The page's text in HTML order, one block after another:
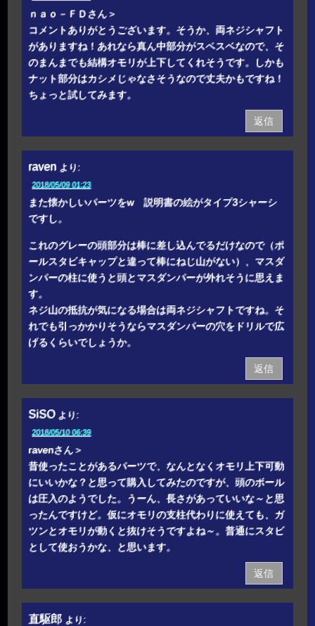
ｎａｏ－ＦＤさん＞
コメントありがとうございます。そうか、両ネジシャフト
がありますね！あれなら真ん中部分がスベスベなので、そ
のまんまでも結構オモリが上下してくれそうです。しかも
ナット部分はカシメじゃなさそうなので丈夫かもですね！
ちょっと試してみます。
返信
raven より:
2018/05/09 01:23
また懐かしいパーツをw 説明書の絵がタイプ3シャーシ
ですし。
これのグレーの頭部分は棒に差し込んでるだけなので（ポ
ールスタビキャップと違って棒にねじ山がない）、マスダ
ンパーの柱に使うと頭とマスダンパーが外れそうに思えま
す。
ネジ山の抵抗が気になる場合は両ネジシャフトですね。そ
れでも引っかかりそうならマスダンパーの穴をドリルで広
げるくらいでしょうか。
返信
SiSO より:
2018/05/10 06:39
ravenさん＞
昔使ったことがあるパーツで、なんとなくオモリ上下可動
にいいかな？と思って購入してみたのですが、頭のボール
は圧入のようでした。うーん、長さがあっていいな～と思
ったんですけど。仮にオモリの支柱代わりに使えても、ガ
ツンとオモリが動くと抜けそうですよね～。普通にスタビ
として使おうかな、と思います。
返信
直駆郎 より: